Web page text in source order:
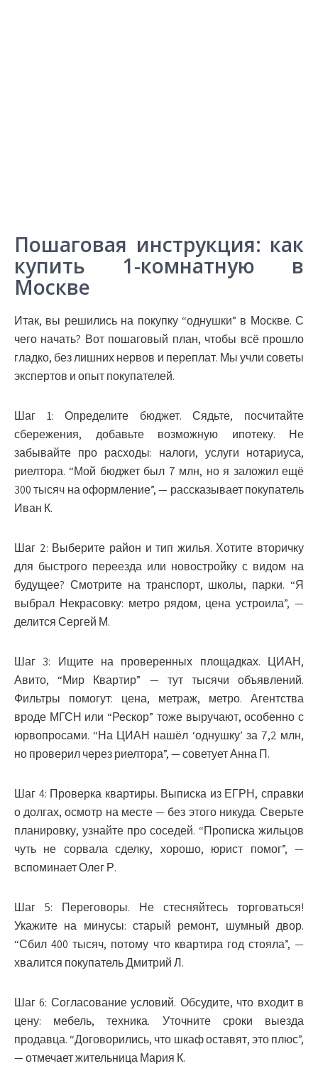
Пошаговая инструкция: как
купить 1-комнатную в
Москве
Итак, вы решились на покупку “однушки” в Москве. С
чего начать? Вот пошаговый план, чтобы всё прошло
гладко, без лишних нервов и переплат. Мы учли советы
экспертов и опыт покупателей.
Шаг 1: Определите бюджет. Сядьте, посчитайте
сбережения, добавьте возможную ипотеку. Не
забывайте про расходы: налоги, услуги нотариуса,
риелтора. “Мой бюджет был 7 млн, но я заложил ещё
300 тысяч на оформление”, — рассказывает покупатель
Иван К.
Шаг 2: Выберите район и тип жилья. Хотите вторичку
для быстрого переезда или новостройку с видом на
будущее? Смотрите на транспорт, школы, парки. “Я
выбрал Некрасовку: метро рядом, цена устроила”, —
делится Сергей М.
Шаг 3: Ищите на проверенных площадках. ЦИАН,
Авито, “Мир Квартир” — тут тысячи объявлений.
Фильтры помогут: цена, метраж, метро. Агентства
вроде МГСН или “Рескор” тоже выручают, особенно с
юрвопросами. “На ЦИАН нашёл ‘однушку’ за 7,2 млн,
но проверил через риелтора”, — советует Анна П.
Шаг 4: Проверка квартиры. Выписка из ЕГРН, справки
о долгах, осмотр на месте — без этого никуда. Сверьте
планировку, узнайте про соседей. “Прописка жильцов
чуть не сорвала сделку, хорошо, юрист помог”, —
вспоминает Олег Р.
Шаг 5: Переговоры. Не стесняйтесь торговаться!
Укажите на минусы: старый ремонт, шумный двор.
“Сбил 400 тысяч, потому что квартира год стояла”, —
хвалится покупатель Дмитрий Л.
Шаг 6: Согласование условий. Обсудите, что входит в
цену: мебель, техника. Уточните сроки выезда
продавца. “Договорились, что шкаф оставят, это плюс”,
— отмечает жительница Мария К.